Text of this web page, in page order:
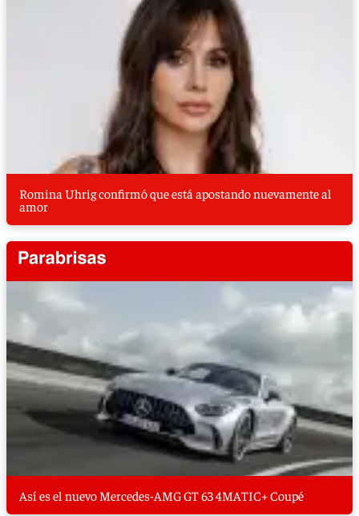
Romina Uhrig confirmó que está apostando nuevamente al
amor
Así es el nuevo Mercedes-AMG GT 63 4MATIC+ Coupé